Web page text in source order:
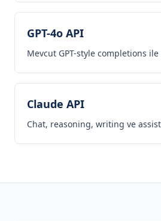
GPT-4o API
Mevcut GPT-style completions
Claude API
Chat, reasoning, writing ve